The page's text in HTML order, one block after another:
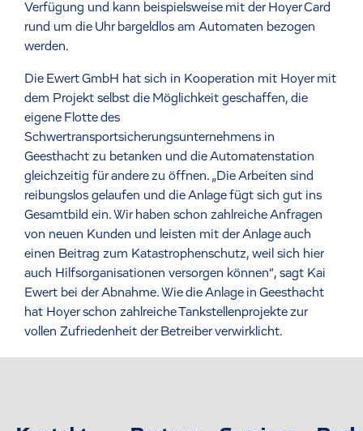
Verfügung und kann beispielsweise mit der Hoyer Card
rund um die Uhr bargeldlos am Automaten bezogen
werden.
Die Ewert GmbH hat sich in Kooperation mit Hoyer mit
dem Projekt selbst die Möglichkeit geschaffen, die
eigene Flotte des
Schwertransportsicherungsunternehmens in
Geesthacht zu betanken und die Automatenstation
gleichzeitig für andere zu öffnen. „Die Arbeiten sind
reibungslos gelaufen und die Anlage fügt sich gut ins
Gesamtbild ein. Wir haben schon zahlreiche Anfragen
von neuen Kunden und leisten mit der Anlage auch
einen Beitrag zum Katastrophenschutz, weil sich hier
auch Hilfsorganisationen versorgen können“, sagt Kai
Ewert bei der Abnahme. Wie die Anlage in Geesthacht
hat Hoyer schon zahlreiche Tankstellenprojekte zur
vollen Zufriedenheit der Betreiber verwirklicht.